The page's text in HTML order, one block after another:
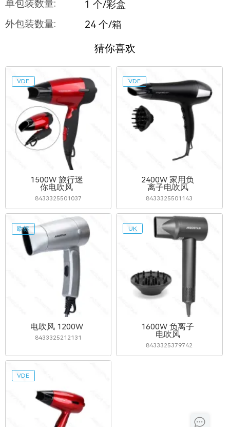
单包装数量:
1 个/彩盒
外包装数量:
24 个/箱
猜你喜欢
1500W 旅行迷
你电吹风
8433325501037
VDE
2400W 家用负
离子电吹风
8433325501143
VDE
电吹风 1200W
8433325212131
欧标
1600W 负离子
电吹风
8433325379742
UK
VDE